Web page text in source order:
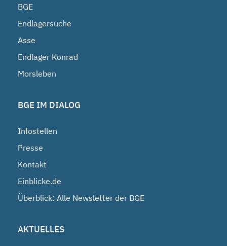
BGE
Endlagersuche
Asse
Endlager Konrad
Morsleben
BGE IM DIALOG
Infostellen
Presse
Kontakt
Einblicke.de
Überblick: Alle Newsletter der BGE
AKTUELLES